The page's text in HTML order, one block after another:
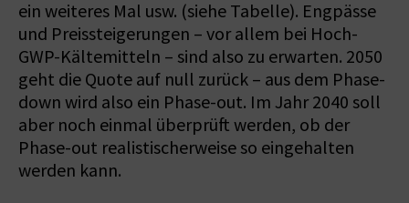
ein weiteres Mal usw. (siehe Tabelle). Engpässe
und Preissteigerungen – vor allem bei Hoch-
GWP-Kältemitteln – sind also zu erwarten. 2050
geht die Quote auf null zurück – aus dem Phase-
down wird also ein Phase-out. Im Jahr 2040 soll
aber noch einmal überprüft werden, ob der
Phase-out realistischerweise so eingehalten
werden kann.